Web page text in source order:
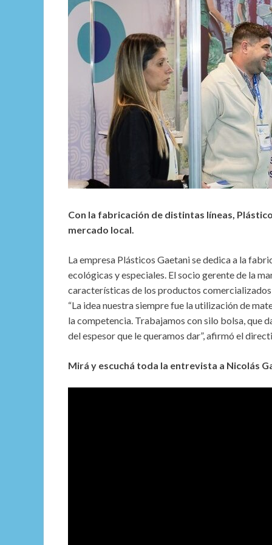
Con la fabricación de distintas líneas,
mercado local.
La empresa Plásticos Gaetani se dedica a la
ecológicas y especiales. El socio gerente de la
características de los productos comercializados
“La idea nuestra siempre fue la utilización de
la competencia. Trabajamos con silo bolsa, que
del espesor que le queramos dar”, afirmó el
Mirá y escuchá toda la entrevista a Nicolás